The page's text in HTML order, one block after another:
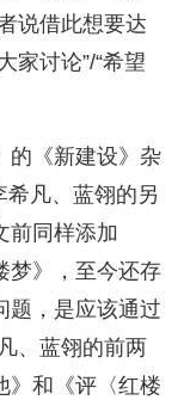
说借此想要达
家讨论”/“希望
的《新建设》杂
凡、蓝翎的另
前同样添加
梦》，至今还存
题，是应该通过
、蓝翎的前两
》和《评〈红楼